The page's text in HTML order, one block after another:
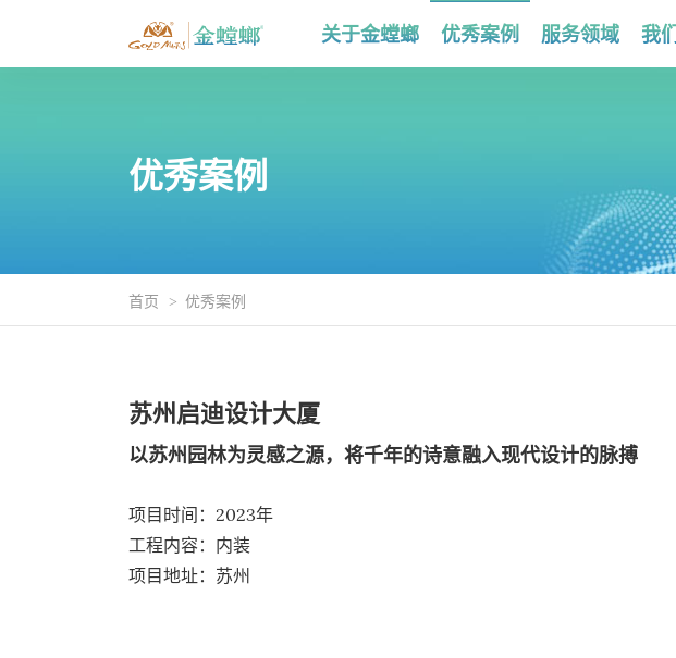
关于金螳螂 优秀案例 服务领域 我
优秀案例
首页 优秀案例
苏州启迪设计大厦
以苏州园林为灵感之源，将千年的诗意融入现代设计的脉搏
项目时间：2023年
工程内容：内装
项目地址：苏州